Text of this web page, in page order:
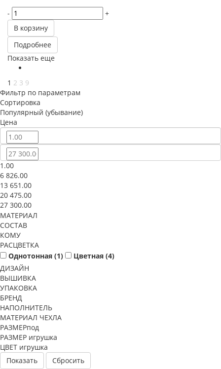
-
+
В корзину
Подробнее
Показать еще
1 2 3 9
Фильтр по параметрам
Сортировка
Популярный (убывание)
Цена
1.00
6 826.00
13 651.00
20 475.00
27 300.00
МАТЕРИАЛ
СОСТАВ
КОМУ
РАСЦВЕТКА
Однотонная (1) Цветная (4)
ДИЗАЙН
ВЫШИВКА
УПАКОВКА
БРЕНД
НАПОЛНИТЕЛЬ
МАТЕРИАЛ ЧЕХЛА
РАЗМЕРпод
РАЗМЕР игрушка
ЦВЕТ игрушка
Сбросить